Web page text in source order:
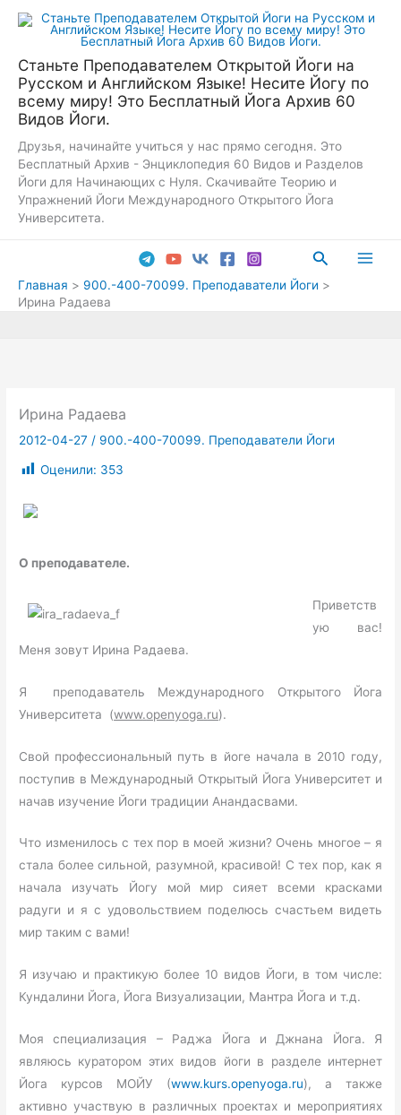
Перейти
Станьте Преподавателем Открытой Йоги на
Русском и Английском Языке! Несите Йогу по
всему миру! Это Бесплатный Йога Архив 60
Видов Йоги.
Друзья, начинайте учиться у нас прямо сегодня. Это
Бесплатный Архив - Энциклопедия 60 Видов и Разделов
Йоги для Начинающих с Нуля. Скачивайте Теорию и
Упражнений Йоги Международного Открытого Йога
Университета.
Поиск
Главная
900.-400-70099. Преподаватели Йоги
Ирина Радаева
Ирина Радаева
2012-04-27 / 900.-400-70099. Преподаватели Йоги
Оценили: 353
О преподавателе.
Приветств
ую вас!
Меня зовут Ирина Радаева.
Я преподаватель Международного Открытого Йога
Университета (www.openyoga.ru).
Свой профессиональный путь в йоге начала в 2010 году,
поступив в Международный Открытый Йога Университет и
начав изучение Йоги традиции Анандасвами.
Что изменилось с тех пор в моей жизни? Очень многое – я
стала более сильной, разумной, красивой! С тех пор, как я
начала изучать Йогу мой мир сияет всеми красками
радуги и я с удовольствием поделюсь счастьем видеть
мир таким с вами!
Я изучаю и практикую более 10 видов Йоги, в том числе:
Кундалини Йога, Йога Визуализации, Мантра Йога и т.д.
Моя специализация – Раджа Йога и Джнана Йога. Я
являюсь куратором этих видов йоги в разделе интернет
Йога курсов МОЙУ (www.kurs.openyoga.ru), а также
активно участвую в различных проектах и мероприятиях